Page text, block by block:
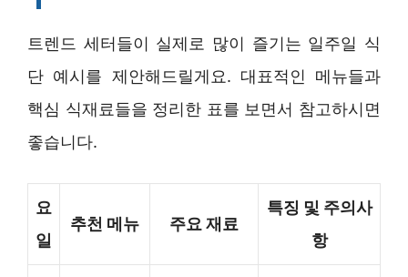
트렌드 세터들이 실제로 많이 즐기는 일주일 식
단 예시를 제안해드릴게요. 대표적인 메뉴들과
핵심 식재료들을 정리한 표를 보면서 참고하시면
좋습니다.
요
일
추천 메뉴 주요 재료
특징 및 주의사
항